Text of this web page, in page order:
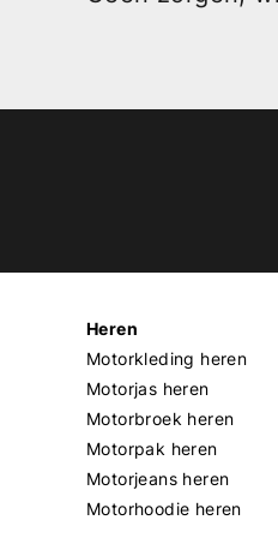
Heren
Motorkleding heren
Motorjas heren
Motorbroek heren
Motorpak heren
Motorjeans heren
Motorhoodie heren